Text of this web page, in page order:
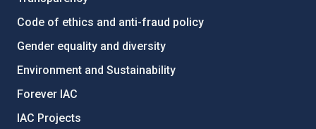
Code of ethics and anti-fraud policy
Gender equality and diversity
Environment and Sustainability
Forever IAC
IAC Projects